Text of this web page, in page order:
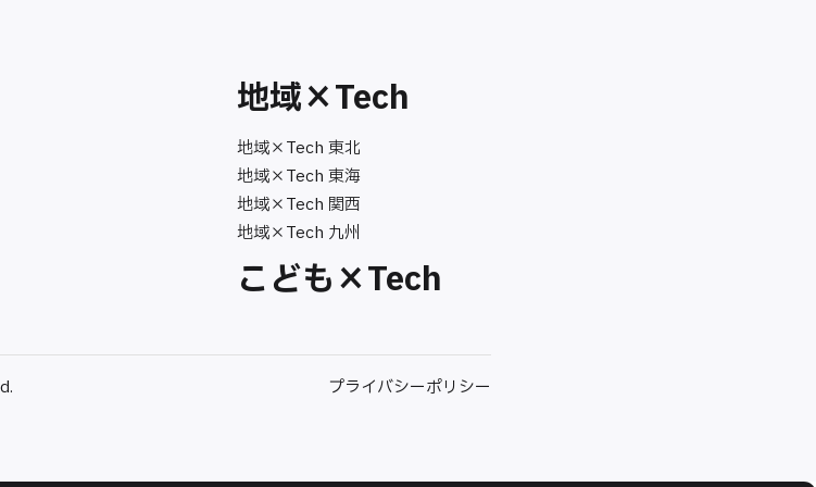
地域×Tech
地域×Tech 東北
地域×Tech 東海
地域×Tech 関西
地域×Tech 九州
こども×Tech
プライバシーポリシー